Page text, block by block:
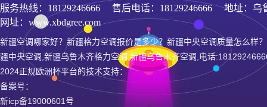
服务热线： 18129246666 售后电话：18129246666 地址：乌
网址：www.xbdgree.com
新疆空调哪家好？新疆格力空调报价是多少？新疆中央空调质量怎么样
疆中央空调,新疆乌鲁木齐格力空调,新疆乌鲁木齐空调,电话
2024正规欧洲杯平台的技术支持：
备案号：
新icp备19000601号